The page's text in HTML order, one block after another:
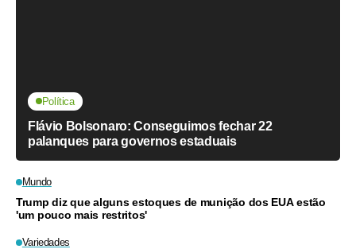
Política
Flávio Bolsonaro: Conseguimos fechar 22
palanques para governos estaduais
Mundo
Trump diz que alguns estoques de munição dos EUA estão
'um pouco mais restritos'
Variedades